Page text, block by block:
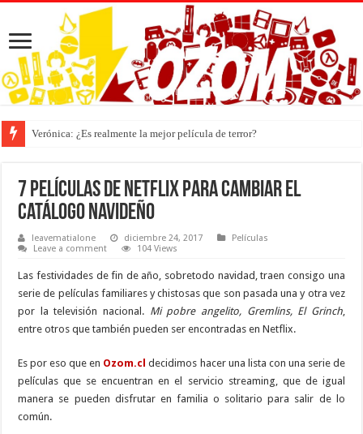
Verónica: ¿Es realmente la mejor película de terror?
7 películas de Netflix para cambiar el
catálogo navideño
leavematialone diciembre 24, 2017
Películas
Leave a comment
104 Views
Las festividades de fin de año, sobretodo navidad, traen consigo una
serie de películas familiares y chistosas que son pasada una y otra vez
por la televisión nacional. Mi pobre angelito, Gremlins, El Grinch,
entre otros que también pueden ser encontradas en Netflix.
Es por eso que en Ozom.cl decidimos hacer una lista con una serie de
películas que se encuentran en el servicio streaming, que de igual
manera se pueden disfrutar en familia o solitario para salir de lo
común.